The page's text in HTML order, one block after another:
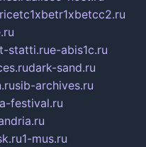
statti.rue-abis1c.ru
dark-sand.ru
sib-archives.ru
festival.ru
1-mus.ru